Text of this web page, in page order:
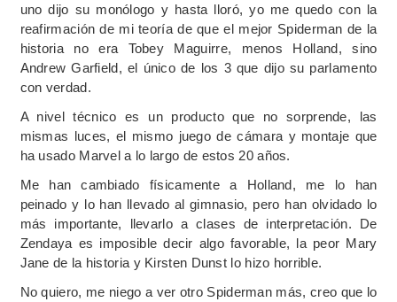
uno dijo su monólogo y hasta lloró, yo me quedo con la
reafirmación de mi teoría de que el mejor Spiderman de la
historia no era Tobey Maguirre, menos Holland, sino
Andrew Garfield, el único de los 3 que dijo su parlamento
con verdad.
A nivel técnico es un producto que no sorprende, las
mismas luces, el mismo juego de cámara y montaje que
ha usado Marvel a lo largo de estos 20 años.
Me han cambiado físicamente a Holland, me lo han
peinado y lo han llevado al gimnasio, pero han olvidado lo
más importante, llevarlo a clases de interpretación. De
Zendaya es imposible decir algo favorable, la peor Mary
Jane de la historia y Kirsten Dunst lo hizo horrible.
No quiero, me niego a ver otro Spiderman más, creo que lo